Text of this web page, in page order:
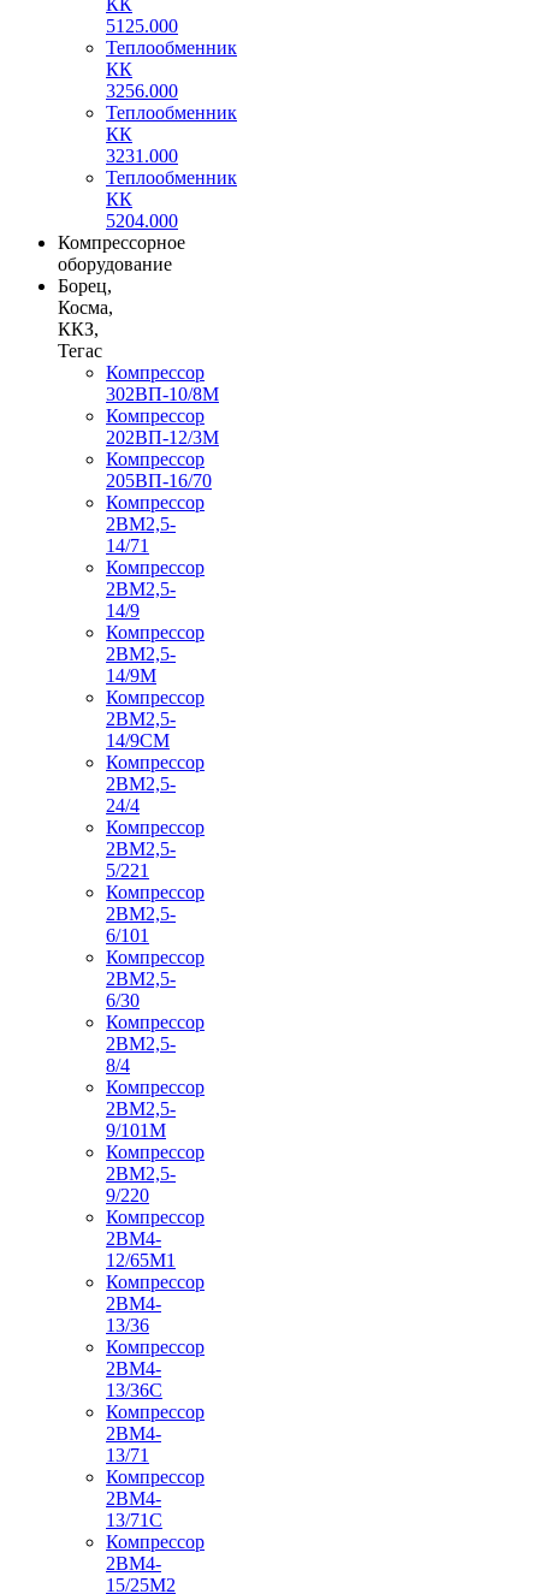
5125.000
Теплообменник
КК
3256.000
Теплообменник
КК
3231.000
Теплообменник
КК
5204.000
Компрессорное
оборудование
Борец,
Косма,
ККЗ,
Тегас
Компрессор
302ВП-10/8М
Компрессор
202ВП-12/3М
Компрессор
205ВП-16/70
Компрессор
2ВМ2,5-
14/71
Компрессор
2ВМ2,5-
14/9
Компрессор
2ВМ2,5-
14/9М
Компрессор
2ВМ2,5-
14/9СМ
Компрессор
2ВМ2,5-
24/4
Компрессор
2ВМ2,5-
5/221
Компрессор
2ВМ2,5-
6/101
Компрессор
2ВМ2,5-
6/30
Компрессор
2ВМ2,5-
8/4
Компрессор
2ВМ2,5-
9/101М
Компрессор
2ВМ2,5-
9/220
Компрессор
2ВМ4-
12/65М1
Компрессор
2ВМ4-
13/36
Компрессор
2ВМ4-
13/36С
Компрессор
2ВМ4-
13/71
Компрессор
2ВМ4-
13/71С
Компрессор
2ВМ4-
15/25М2